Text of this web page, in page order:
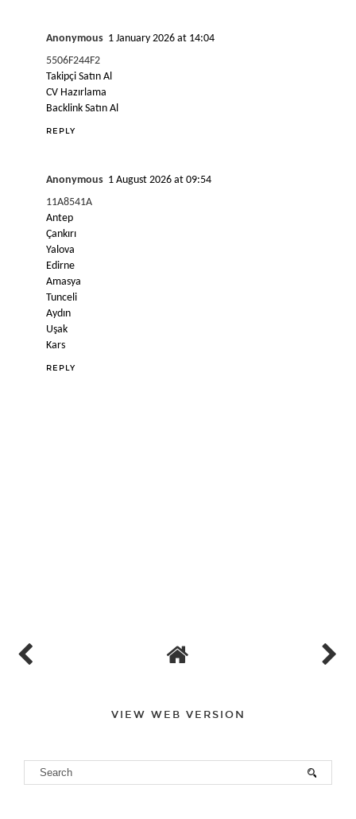
Anonymous 1 January 2026 at 14:04
5506F244F2
Takipçi Satın Al
CV Hazırlama
Backlink Satın Al
REPLY
Anonymous 1 August 2026 at 09:54
11A8541A
Antep
Çankırı
Yalova
Edirne
Amasya
Tunceli
Aydın
Uşak
Kars
REPLY
VIEW WEB VERSION